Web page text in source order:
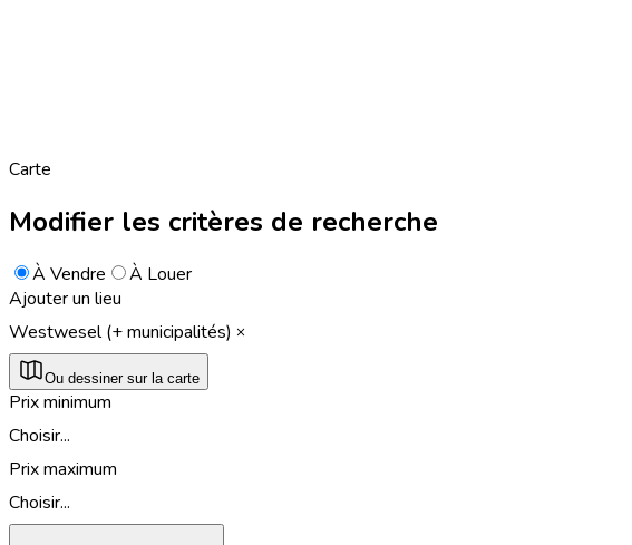
Carte
Modifier les critères de recherche
À Vendre
À Louer
Ajouter un lieu
Westwesel (+ municipalités)
Ou dessiner sur la carte
Prix minimum
Choisir...
Prix maximum
Choisir...